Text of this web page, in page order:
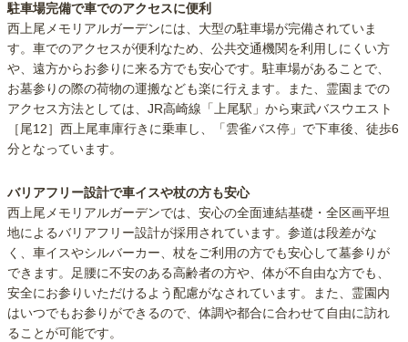
駐車場完備で車でのアクセスに便利
西上尾メモリアルガーデンには、大型の駐車場が完備されていま
す。車でのアクセスが便利なため、公共交通機関を利用しにくい方
や、遠方からお参りに来る方でも安心です。駐車場があることで、
お墓参りの際の荷物の運搬なども楽に行えます。また、霊園までの
アクセス方法としては、JR高崎線「上尾駅」から東武バスウエスト
［尾12］西上尾車庫行きに乗車し、「雲雀バス停」で下車後、徒歩6
分となっています。
バリアフリー設計で車イスや杖の方も安心
西上尾メモリアルガーデンでは、安心の全面連結基礎・全区画平坦
地によるバリアフリー設計が採用されています。参道は段差がな
く、車イスやシルバーカー、杖をご利用の方でも安心して墓参りが
できます。足腰に不安のある高齢者の方や、体が不自由な方でも、
安全にお参りいただけるよう配慮がなされています。また、霊園内
はいつでもお参りができるので、体調や都合に合わせて自由に訪れ
ることが可能です。